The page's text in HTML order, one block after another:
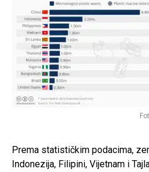
Prema statističkim podacima,
Indonezija, Filipini, Vijetnam i